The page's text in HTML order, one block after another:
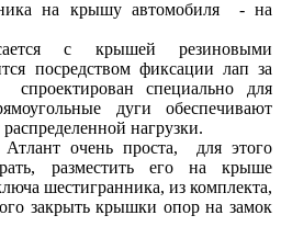
на крышу автомобиля - на
с крышей резиновыми
посредством фиксации лап за
специально для
дуги обеспечивают
нагрузки.
Атлант очень проста, для этого
разместить его на крыше
шестигранника, из комплекта,
закрыть крышки опор на замок